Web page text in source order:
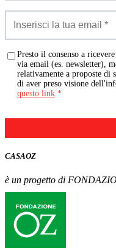
Presto il consenso a
via email (es. newsletter),
relativamente a proposte
di aver preso visione
questo link *
CASAOZ
è un progetto di